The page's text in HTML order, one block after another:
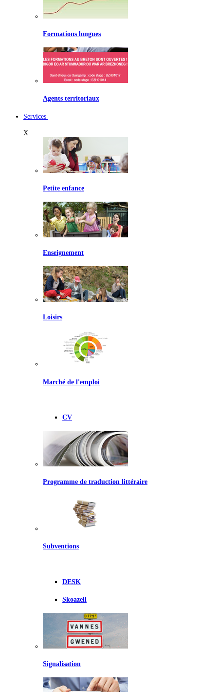
Formations longues
Agents territoriaux
Services
X
Petite enfance
Enseignement
Loisirs
Marché de l'emploi
CV
Programme de traduction littéraire
Subventions
DESK
Skoazell
Signalisation